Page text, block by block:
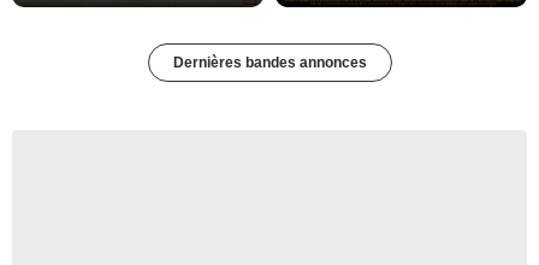
Dernières bandes annonces